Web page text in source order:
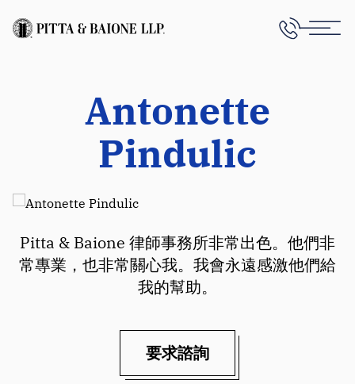
Antonette
Pindulic
Pitta & Baione 律師事務所非常出色。他們非
常專業，也非常關心我。我會永遠感激他們給
我的幫助。
要求諮詢